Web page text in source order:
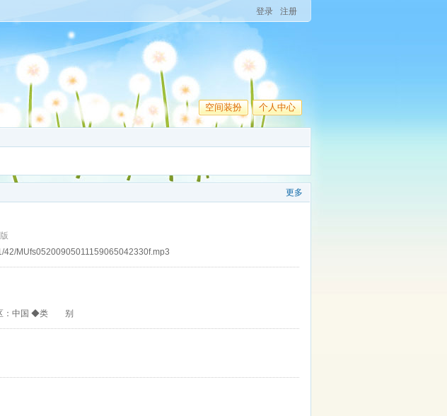
登录 注册
空间装扮 个人中心
更多
MUfs05200905011159065042330f.mp3
：中国 ◆类 别